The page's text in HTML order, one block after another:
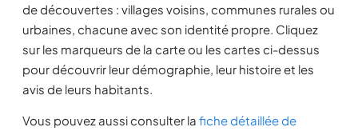
de découvertes : villages voisins, communes rurales ou
urbaines, chacune avec son identité propre. Cliquez
sur les marqueurs de la carte ou les cartes ci-dessus
pour découvrir leur démographie, leur histoire et les
avis de leurs habitants.
Vous pouvez aussi consulter la fiche détaillée de